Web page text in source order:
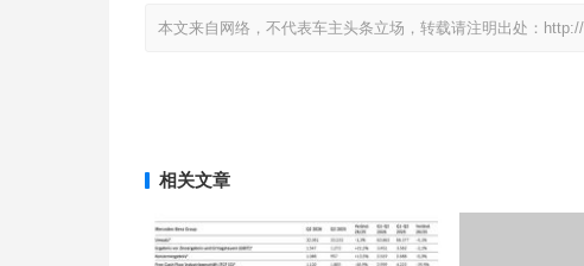
本文来自网络，不代表车主头条立场，转载请注明出处：
相关文章